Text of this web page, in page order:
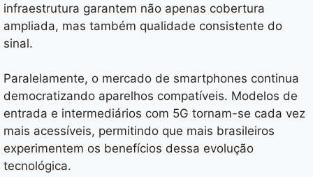
infraestrutura garantem não apenas cobertura
ampliada, mas também qualidade consistente do
sinal.
Paralelamente, o mercado de smartphones continua
democratizando aparelhos compatíveis. Modelos de
entrada e intermediários com 5G tornam-se cada vez
mais acessíveis, permitindo que mais brasileiros
experimentem os benefícios dessa evolução
tecnológica.